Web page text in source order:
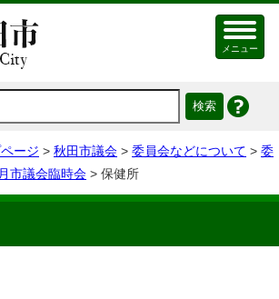
メニュー
ージ > 秋田市議会 > 委員会などについて > 委
市議会臨時会 > 保健所